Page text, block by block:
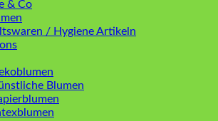
& Co
/ Hygiene Artikeln
Blumen